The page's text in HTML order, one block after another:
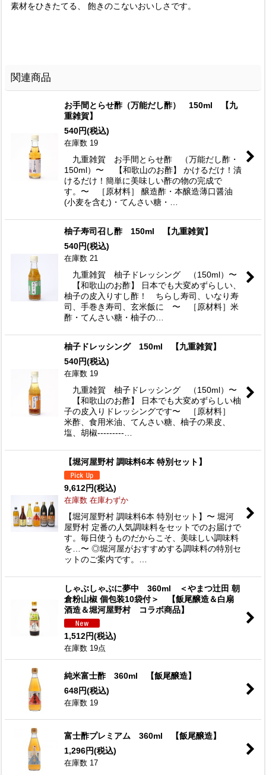
素材をひきたてる、 飽きのこないおいしさです。
関連商品
お手間とらせ酢（万能だし酢） 150ml 【九
重雑賀】
540円(税込)
在庫数 19
九重雑賀 お手間とらせ酢 （万能だし酢・
150ml）〜 【和歌山のお酢】 かけるだけ！漬
けるだけ！簡単に美味しい酢の物の完成で
す。〜 ［原材料］ 醸造酢・本醸造薄口醤油
(小麦を含む)・てんさい糖・…
柚子寿司召し酢 150ml 【九重雑賀】
540円(税込)
在庫数 21
九重雑賀 柚子ドレッシング （150ml）〜
【和歌山のお酢】 日本でも大変めずらしい、
柚子の皮入りすし酢！ ちらし寿司、いなり寿
司、手巻き寿司、玄米飯に 〜 ［原材料］米
酢・てんさい糖・柚子の…
柚子ドレッシング 150ml 【九重雑賀】
540円(税込)
在庫数 19
九重雑賀 柚子ドレッシング （150ml）〜
【和歌山のお酢】 日本でも大変めずらしい柚
子の皮入りドレッシングです〜 ［原材料］
米酢、食用米油、てんさい糖、柚子の果皮、
塩、胡椒---------…
【堀河屋野村 調味料6本 特別セット】
9,612円(税込)
在庫数 在庫わずか
【堀河屋野村 調味料6本 特別セット】〜 堀河
屋野村 定番の人気調味料をセットでのお届けで
す。毎日使うものだからこそ、美味しい調味料
を…〜 ◎堀河屋がおすすめする調味料の特別セ
ットのご案内です。…
しゃぶしゃぶに夢中 360ml ＜やまつ辻田 朝
倉粉山椒 個包装10袋付＞ 【飯尾醸造＆白扇
酒造＆堀河屋野村 コラボ商品】
1,512円(税込)
在庫数 19点
純米富士酢 360ml 【飯尾醸造】
648円(税込)
在庫数 19
富士酢プレミアム 360ml 【飯尾醸造】
1,296円(税込)
在庫数 17